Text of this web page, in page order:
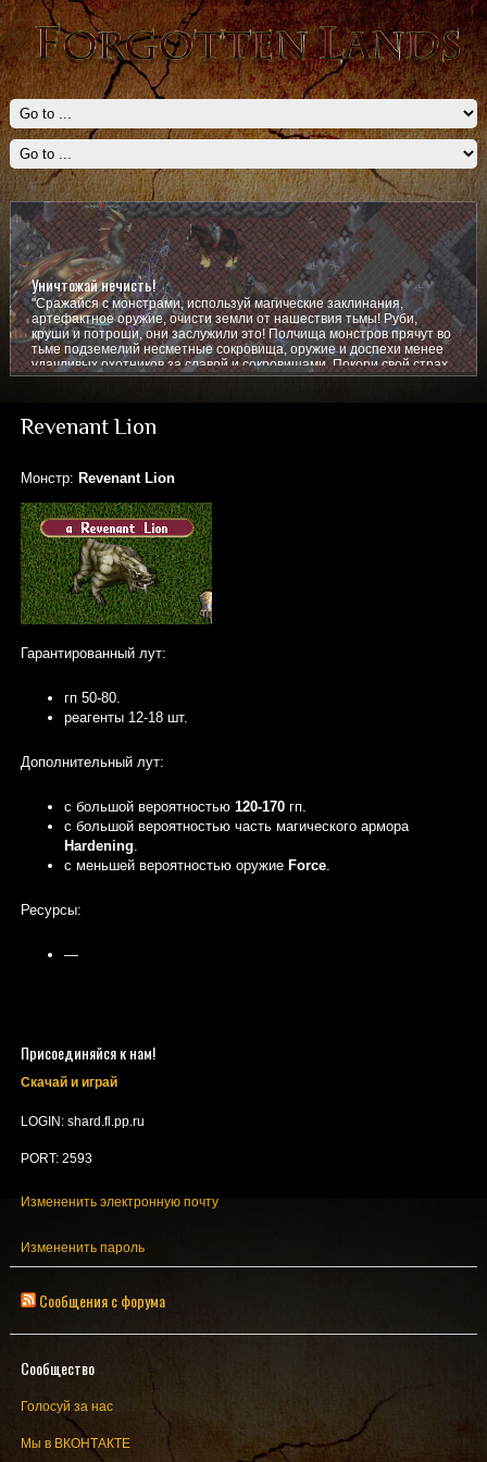
Уничтожай нечисть!
"Сражайся с монстрами, используй магические заклинания,
артефактное оружие, очисти земли от нашествия тьмы! Руби,
круши и потроши, они заслужили это! Полчища монстров прячут во
тьме подземелий несметные сокровища, оружие и доспехи менее
удачливых охотников за славой и сокровищами. Покори свой страх,
покажи им кто тут главный!
Revenant Lion
Монстр: Revenant Lion
Гарантированный лут:
гп 50-80.
реагенты 12-18 шт.
Дополнительный лут:
с большой вероятностью 120-170гп.
c большой вероятностью часть магического армора
Hardening
с меньшей вероятностью оружие Force.
Ресурсы:
—
Присоединяйся к нам!
Скачай и играй
LOGIN: shard.fl.pp.ru
PORT: 2593
Измененить электронную почту
Измененить пароль
Сообщения с форума
Сообщество
Голосуй за нас
Мы в ВКОНТАКТЕ